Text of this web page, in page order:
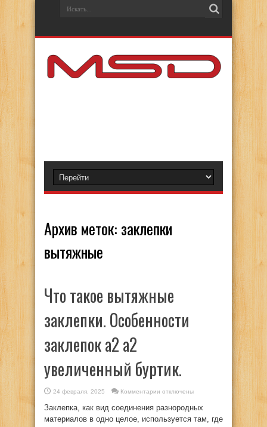
Архив меток: заклепки
вытяжные
Что такое вытяжные
заклепки. Особенности
заклепок а2 а2
увеличенный буртик.
24 февраля, 2025 Комментарии
такое
вытяжные
заклепки.
отключены
Заклепка, как вид соединения разнородных
материалов в одно целое, используется там, где